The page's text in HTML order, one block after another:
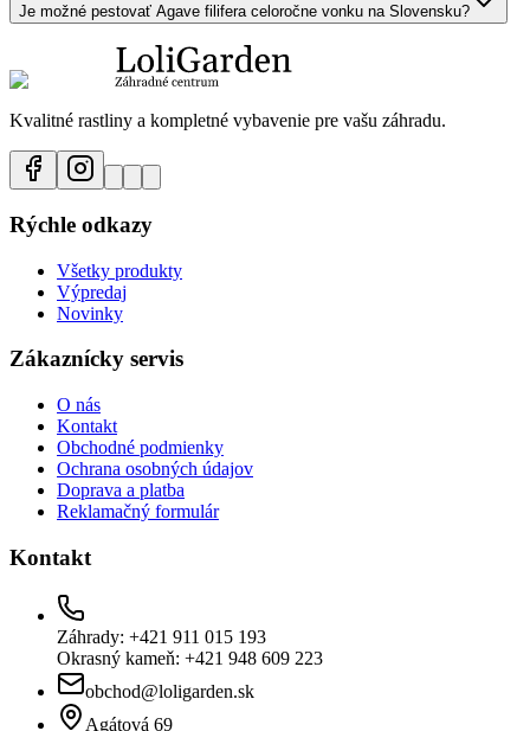
Je možné pestovať Agave filifera celoročne vonku na Slovensku?
Kvalitné rastliny a kompletné vybavenie pre vašu záhradu.
Rýchle odkazy
Všetky produkty
Výpredaj
Novinky
Zákaznícky servis
O nás
Kontakt
Obchodné podmienky
Ochrana osobných údajov
Doprava a platba
Reklamačný formulár
Kontakt
Záhrady: +421 911 015 193
Okrasný kameň: +421 948 609 223
obchod@loligarden.sk
Agátová 69